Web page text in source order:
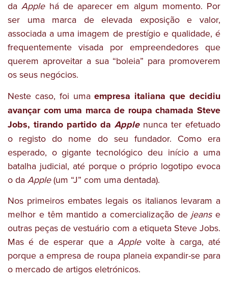
daApplehá de aparecer em algum momento. Por
ser uma marca de elevada exposição e valor,
associada a uma imagem de prestígio e qualidade, é
frequentemente visada por empreendedores que
querem aproveitar a sua “boleia” para promoverem
os seus negócios.
Neste caso, foi umaempresa italiana que decidiu
avançar com uma marca de roupa chamada Steve
Jobs, tirando partido da Applenunca ter efetuado
o registo do nome do seu fundador. Como era
esperado, o gigante tecnológico deu início a uma
batalha judicial, até porque o próprio logotipo evoca
o da Apple(um “J” com uma dentada).
Nos primeiros embates legais os italianos levaram a
melhor e têm mantido a comercialização de jeanse
outras peças de vestuário com a etiqueta Steve Jobs.
Mas é de esperar que aApplevolte à carga, até
porque a empresa de roupa planeia expandir-se para
o mercado de artigos eletrónicos.